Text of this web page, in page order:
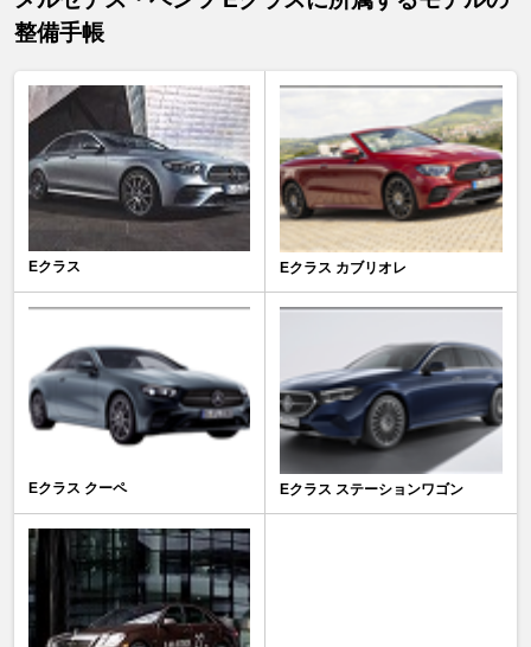
整備手帳
Eクラス Eクラス カブリオレ
Eクラス クーペ Eクラス ステーションワゴン